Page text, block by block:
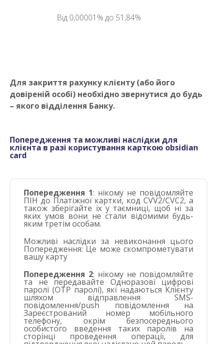
Від 0,00001% до 51,84%
Для закриття рахунку клієнту (або його
довіреній особі) необхідно звернутися до будь
– якого відділення Банку.
Попередження та можливі наслідки для
клієнта в разі користування карткою obsidian
card
Попередження 1: нікому не повідомляйте
ПІН до Платіжної картки, код CVV2/CVC2, а
також зберігайте їх у таємниці, щоб ні за
яких умов вони не стали відомими будь-
яким третім особам.
Можливі наслідки за невиконання цього
Попередження: Це може скомпрометувати
вашу карту
Попередження 2: нікому не повідомляйте
та не передавайте Одноразові цифрові
паролі (ОТР паролі), які надаються Клієнту
шляхом відправлення SMS-
повідомлення/push повідомлення на
Зареєстрований номер мобільного
телефону, окрім безпосереднього
особистого введення таких паролів на
сторінці проведення операції, для